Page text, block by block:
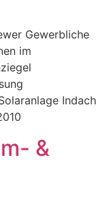
Gewerbliche
im
Indach
&